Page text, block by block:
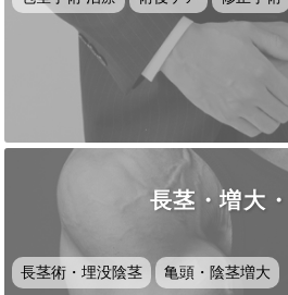
長茎・増大
長茎術・埋没陰茎 亀頭・陰茎増大